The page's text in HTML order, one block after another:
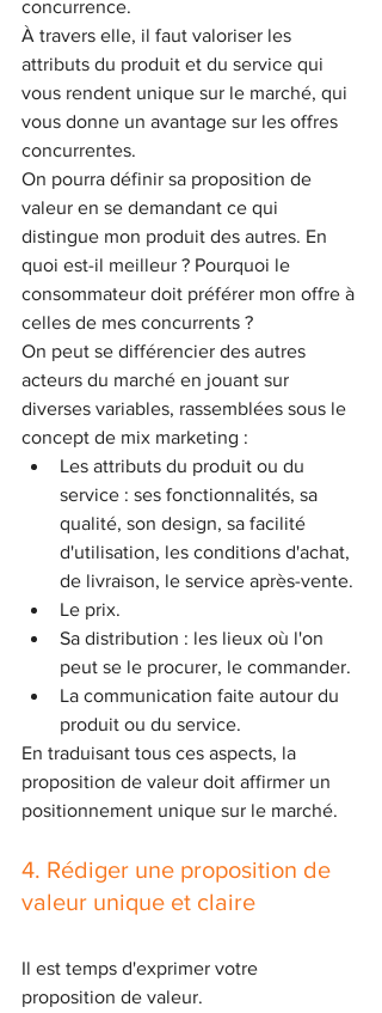
concurrence.
À travers elle, il faut valoriser les
attributs du produit et du service qui
vous rendent unique sur le marché, qui
vous donne un avantage sur les offres
concurrentes.
On pourra définir sa proposition de
valeur en se demandant ce qui
distingue mon produit des autres. En
quoi est-il meilleur ? Pourquoi le
consommateur doit préférer mon offre à
celles de mes concurrents ?
On peut se différencier des autres
acteurs du marché en jouant sur
diverses variables, rassemblées sous le
concept de mix marketing :
Les attributs du produit ou du
service : ses fonctionnalités, sa
qualité, son design, sa facilité
d'utilisation, les conditions d'achat,
de livraison, le service après-vente.
Le prix.
Sa distribution : les lieux où l'on
peut se le procurer, le commander.
La communication faite autour du
produit ou du service.
En traduisant tous ces aspects, la
proposition de valeur doit affirmer un
positionnement unique sur le marché.
4. Rédiger une proposition de
valeur unique et claire
Il est temps d'exprimer votre
proposition de valeur.